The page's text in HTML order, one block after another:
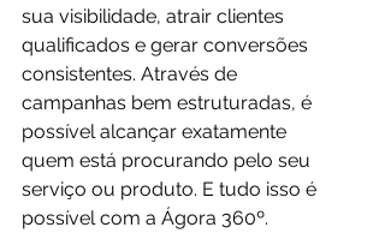
sua visibilidade, atrair clientes
qualificados e gerar conversões
consistentes. Através de
campanhas bem estruturadas, é
possível alcançar exatamente
quem está procurando pelo seu
serviço ou produto. E tudo isso é
possível com a Ágora 360º.